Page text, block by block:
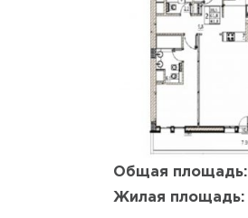
Общая площадь:
Жилая площадь:
Да, удалить